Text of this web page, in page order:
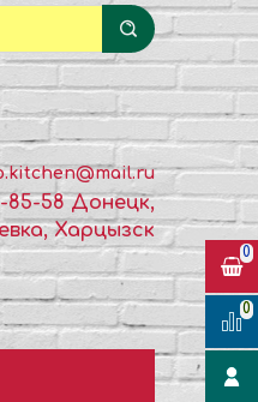
85-58 Донецк,
Харцызск
0
0